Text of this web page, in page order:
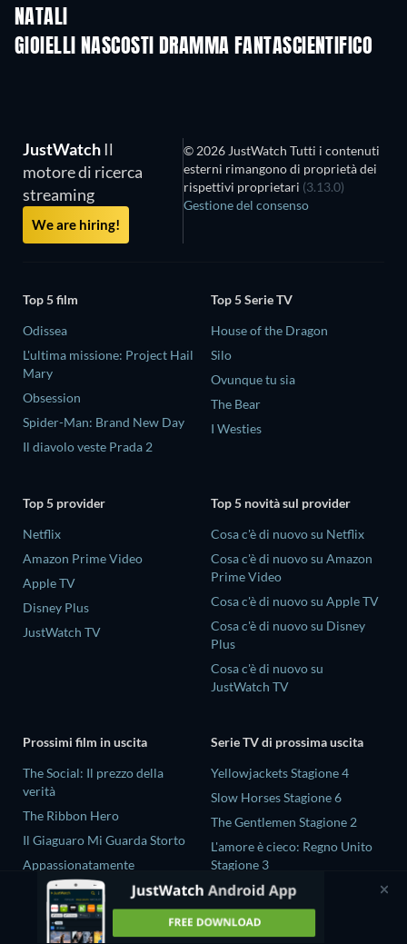
NATALI
GIOIELLI NASCOSTI DRAMMA FANTASCIENTIFICO
JustWatch Il
motore di ricerca
streaming
We are hiring!
© 2026 JustWatch Tutti i contenuti
esterni rimangono di proprietà dei
rispettivi proprietari (3.13.0)
Gestione del consenso
Top 5 film
Odissea
L'ultima missione: Project Hail
Mary
Obsession
Spider-Man: Brand New Day
Il diavolo veste Prada 2
Top 5 Serie TV
House of the Dragon
Silo
Ovunque tu sia
The Bear
I Westies
Top 5 provider
Netflix
Amazon Prime Video
Apple TV
Disney Plus
JustWatch TV
Top 5 novità sul provider
Cosa c'è di nuovo su Netflix
Cosa c'è di nuovo su Amazon
Prime Video
Cosa c'è di nuovo su Apple TV
Cosa c'è di nuovo su Disney
Plus
Cosa c'è di nuovo su
JustWatch TV
Prossimi film in uscita
The Social: Il prezzo della
verità
The Ribbon Hero
Il Giaguaro Mi Guarda Storto
Appassionatamente
Rory Scovel: Show Must Go
Serie TV di prossima uscita
Yellowjackets Stagione 4
Slow Horses Stagione 6
The Gentlemen Stagione 2
L'amore è cieco: Regno Unito
Stagione 3
Gold Spoon Stagione 2